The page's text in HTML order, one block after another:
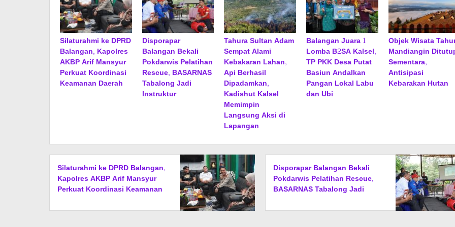
Silaturahmi ke DPRD
Balangan, Kapolres
AKBP Arif Mansyur
Perkuat Koordinasi
Keamanan Daerah
Disporapar
Balangan Bekali
Pokdarwis Pelatihan
Rescue, BASARNAS
Tabalong Jadi
Instruktur
Tahura Sultan Adam
Sempat Alami
Kebakaran Lahan,
Api Berhasil
Dipadamkan,
Kadishut Kalsel
Memimpin
Langsung Aksi di
Lapangan
Balangan Juara 1
Lomba B2SA Kalsel,
TP PKK Desa Putat
Basiun Andalkan
Pangan Lokal Labu
dan Ubi
Objek Wisata
Mandiangin
Sementara,
Antisipasi
Kebarakan Hutan
Silaturahmi ke DPRD Balangan,
Kapolres AKBP Arif Mansyur
Perkuat Koordinasi Keamanan
Disporapar Balangan Bekali
Pokdarwis Pelatihan Rescue,
BASARNAS Tabalong Jadi